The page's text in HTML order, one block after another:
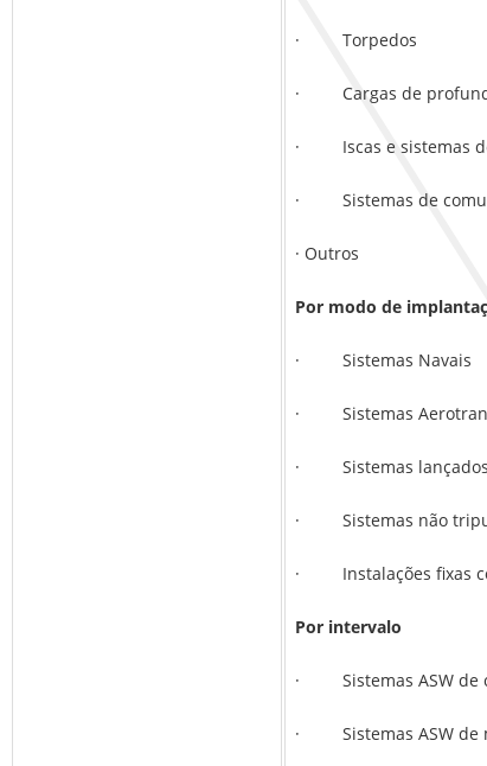
· Torpedos
· Cargas de
· Iscas e sistemas
· Sistemas de
· Outros
Por modo de
· Sistemas Navais
· Sistemas
· Sistemas lançados
· Sistemas não
· Instalações fixas
Por intervalo
· Sistemas ASW de
· Sistemas ASW de